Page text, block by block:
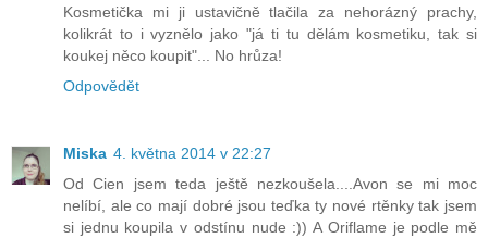
Kosmetička mi ji ustavičně tlačila za nehorázný prachy,
kolikrát to i vyznělo jako "já ti tu dělám kosmetiku, tak si
koukej něco koupit"... No hrůza!
Odpovědět
Miska 4. května 2014 v 22:27
Od Cien jsem teda ještě nezkoušela....Avon se mi moc
nelíbí, ale co mají dobré jsou teďka ty nové rtěnky tak jsem
si jednu koupila v odstínu nude :)) A Oriflame je podle mě